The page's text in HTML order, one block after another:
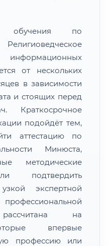
обучения по
от нескольких
в зависимости
и стоящих перед
Краткосрочное
подойдёт тем,
аттестацию по
Минюста,
методические
подтвердить
экспертной
рассчитана на
впервые
профессию или